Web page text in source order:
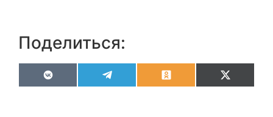
Поделиться:
VK OdnoklassnikiX
(Twitter)